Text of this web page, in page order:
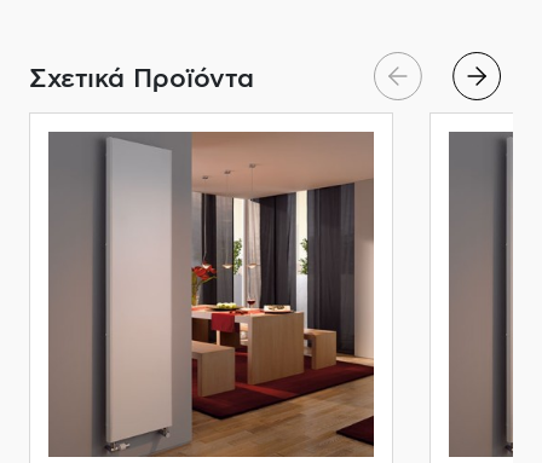
Σχετικά Προϊόντα